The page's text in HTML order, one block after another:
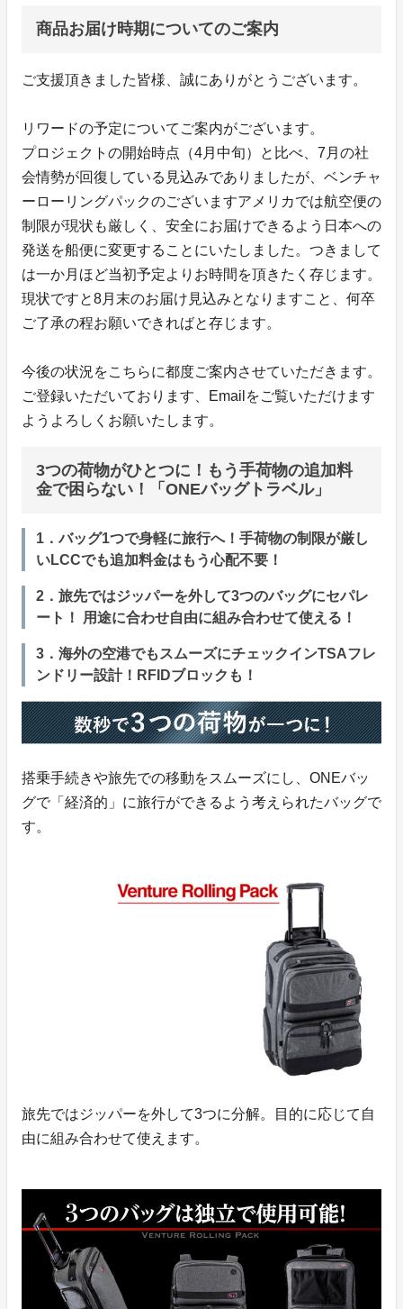
商品お届け時期についてのご案内
ご支援頂きました皆様、誠にありがとうございます。
リワードの予定についてご案内がございます。
プロジェクトの開始時点（4月中旬）と比べ、7月の社
会情勢が回復している見込みでありましたが、ベンチャ
ーローリングパックのございますアメリカでは航空便の
制限が現状も厳しく、安全にお届けできるよう日本への
発送を船便に変更することにいたしました。つきまして
は一か月ほど当初予定よりお時間を頂きたく存じます。
現状ですと8月末のお届け見込みとなりますこと、何卒
ご了承の程お願いできればと存じます。
今後の状況をこちらに都度ご案内させていただきます。
ご登録いただいております、Emailをご覧いただけます
ようよろしくお願いたします。
3つの荷物がひとつに！もう手荷物の追加料
金で困らない！「ONEバッグトラベル」
1．バッグ1つで身軽に旅行へ！手荷物の制限が厳し
いLCCでも追加料金はもう心配不要！
2．旅先ではジッパーを外して3つのバッグにセパレ
ート！ 用途に合わせ自由に組み合わせて使える！
3．海外の空港でもスムーズにチェックインTSAフレ
ンドリー設計！RFIDブロックも！
搭乗手続きや旅先での移動をスムーズにし、ONEバッ
グで「経済的」に旅行ができるよう考えられたバッグで
す。
旅先ではジッパーを外して3つに分解。目的に応じて自
由に組み合わせて使えます。